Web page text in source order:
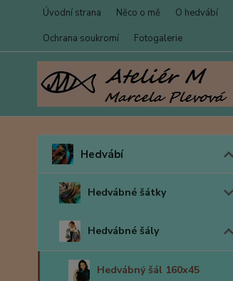
Úvodní strana Něco o mě O hedvábí
Ochrana soukromí
Fotogalerie
Hedvábí
Hedvábné šátky
Hedvábné šály
Hedvábný šál 160x45